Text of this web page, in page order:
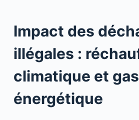
Impact des
illégales :
climatique et
énergétique